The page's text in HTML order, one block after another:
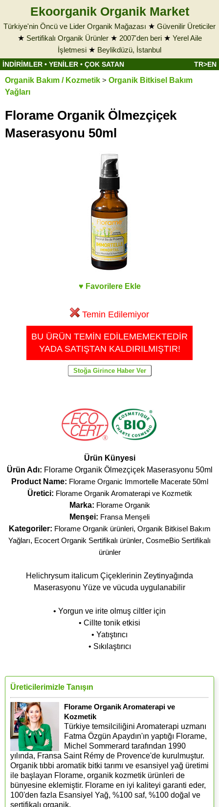
Ekoorganik Organik Market
Türkiye'nin Öncü ve Lider Organik Mağazası ★ Güvenilir Üreticiler
★ Sertifikalı Organik Ürünler★ 2007'den beri★ Yerel Aile
İşletmesi ★ Beylikdüzü, İstanbul
İNDİRİMLER • YENİLER • ÇOK SATAN TR>EN
Organik Bakım / Kozmetik > Organik Bitkisel Bakım
Yağları
Florame Organik Ölmezçiçek
Maserasyonu 50ml
♥ Favorilere Ekle
Temin Edilemiyor
BU ÜRÜN TEMİN EDİLEMEMEKTEDİR
YADA SATIŞTAN KALDIRILMIŞTIR!
Ürün Künyesi
Ürün Adı: Florame Organik Ölmezçiçek Maserasyonu 50ml
Product Name: Florame Organic Immortelle Macerate 50ml
Üretici: Florame Organik Aromaterapi ve Kozmetik
Marka: Florame Organik
Menşei: Fransa Menşeli
Kategoriler: Florame Organik ürünleri, Organik Bitkisel Bakım
Yağları, Ecocert Organik Sertifikalı ürünler, CosmeBio Sertifikalı
ürünler
Helichrysum italicum Çiçeklerinin Zeytinyağında
Maserasyonu Yüze ve vücuda uygulanabilir
• Yorgun ve irite olmuş ciltler için
• Cillte tonik etkisi
• Yatıştırıcı
• Sıkılaştırıcı
Üreticilerimizle Tanışın
Florame Organik Aromaterapi ve
Kozmetik
Türkiye temsilciliğini Aromaterapi uzmanı
Fatma Özgün Apaydın'ın yaptığı Florame,
Michel Sommerard tarafından 1990
yılında, Fransa Saint Rémy de Provence'de kurulmuştur.
Organik tıbbi aromatik bitki tarımı ve esansiyel yağ üretimi
ile başlayan Florame, organik kozmetik ürünleri de
bünyesine eklemiştir. Florame en iyi kaliteyi garanti eder,
100'den fazla Esansiyel Yağ, %100 saf, %100 doğal ve
sertifikalı organik.